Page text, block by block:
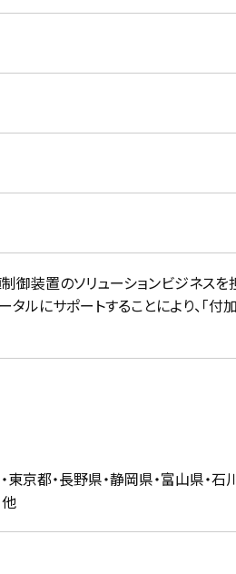
装置のソリューションビジネスを
ルにサポートすることにより、「付
京都・長野県・静岡県・富山県・石